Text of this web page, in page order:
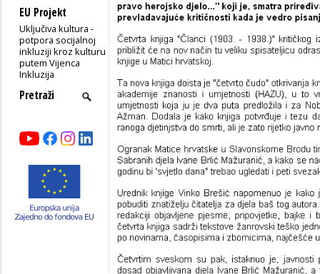
EU Projekt
Uključiva kultura -
potpora socijalnoj
inkluziji kroz kulturu
putem Vijenca
Inkluzija